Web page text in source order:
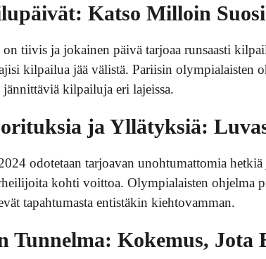
Katso Milloin
tiivis ja jokainen päivä tarjoaa runsaasti
kilpailua jää välistä. Pariisin olympialaisten
kilpailuja eri lajeissa.
ja Yllätyksiä:
odotetaan tarjoavan unohtumattomia
kohti voittoa. Olympialaisten ohjelma
tapahtumasta entistäkin kiehtovamman.
Tunnelma: Kokemus, Jota